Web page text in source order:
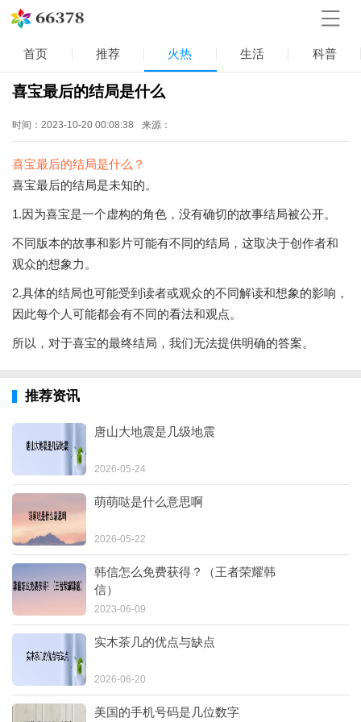
首页 推荐 火热 生活 科普
喜宝最后的结局是什么
时间：2023-10-20 00:08:38 来源：
喜宝最后的结局是什么？
喜宝最后的结局是未知的。
1.因为喜宝是一个虚构的角色，没有确切的故事结局被公开。
不同版本的故事和影片可能有不同的结局，这取决于创作者和
观众的想象力。
2.具体的结局也可能受到读者或观众的不同解读和想象的影响，
因此每个人可能都会有不同的看法和观点。
所以，对于喜宝的最终结局，我们无法提供明确的答案。
推荐资讯
唐山大地震是几级地震
2026-05-24
萌萌哒是什么意思啊
2026-05-22
韩信怎么免费获得？（王者荣耀韩
信）
2023-06-09
实木茶几的优点与缺点
2026-06-20
美国的手机号码是几位数字